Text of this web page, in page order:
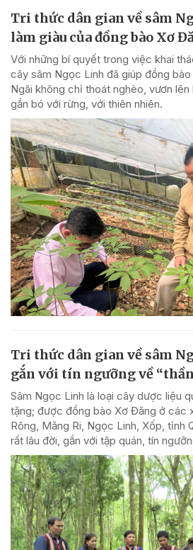
Tri thức dân gian về sâm
làm giàu của đồng bào Xơ
Với những bí quyết trong việc khai
cây sâm Ngọc Linh đã giúp đồng
Ngãi không chỉ thoát nghèo, vươn lên
gắn bó với rừng, với thiên nhiên.
Tri thức dân gian về sâm
gắn với tín ngưỡng về
Sâm Ngọc Linh là loại cây dược liệu
tặng; được đồng bào Xơ Đăng ở các
Rông, Măng Ri, Ngọc Linh, Xốp, tỉnh
rất lâu đời, gắn với tập quán, tín